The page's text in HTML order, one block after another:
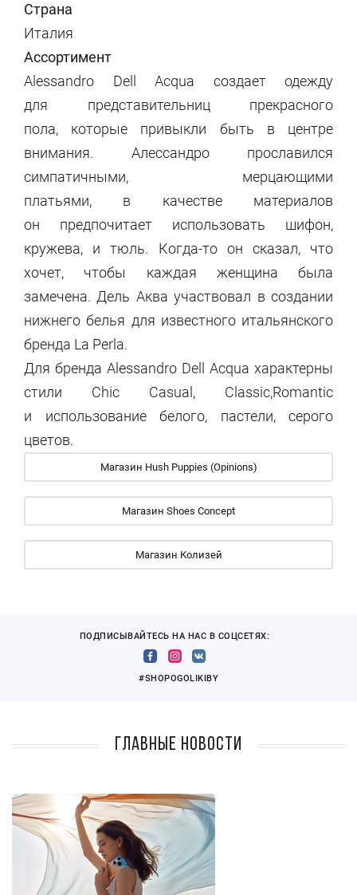
Страна
Италия
Ассортимент
Alessandro Dell Acqua создает одежду
для представительниц прекрасного
пола, которые привыкли быть в центре
внимания. Алессандро прославился
симпатичными, мерцающими
платьями, в качестве материалов
он предпочитает использовать шифон,
кружева, и тюль. Когда-то он сказал, что
хочет, чтобы каждая женщина была
замечена. Дель Аква участвовал в создании
нижнего белья для известного итальянского
бренда La Perla.
Для бренда Alessandro Dell Acqua характерны
стили Chic Casual, Classic,Romantic
и использование белого, пастели, серого
цветов.
Магазин Hush Puppies (Opinions)
Магазин Shoes Concept
Магазин Колизей
ПОДПИСЫВАЙТЕСЬ НА НАС В СОЦСЕТЯХ:
#SHOPOGOLIKIBY
Главные новости